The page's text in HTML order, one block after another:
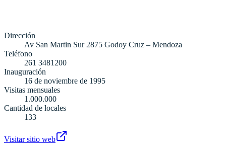
Dirección
Av San Martin Sur 2875 Godoy Cruz – Mendoza
Teléfono
261 3481200
Inauguración
16 de noviembre de 1995
Visitas mensuales
1.000.000
Cantidad de locales
133
Visitar sitio web